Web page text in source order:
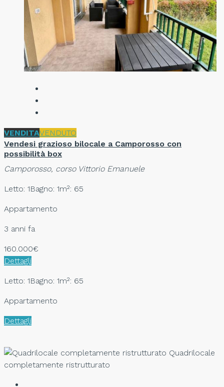
VENDITAVENDUTO
Vendesi grazioso bilocale a Camporosso con
possibilità box
Camporosso, corso Vittorio Emanuele
Letto: 1Bagno: 1m²: 65
Appartamento
3 anni fa
160.000€
Dettagli
Letto: 1Bagno: 1m²: 65
Appartamento
Dettagli
Quadrilocale
completamente ristrutturato